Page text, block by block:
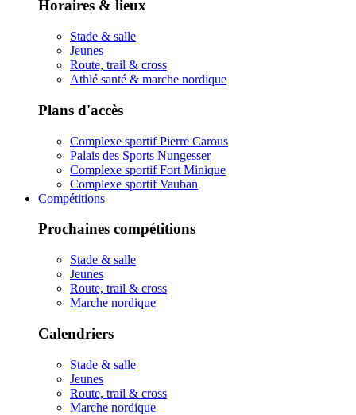
Horaires & lieux
Stade & salle
Jeunes
Route, trail & cross
Athlé santé & marche nordique
Plans d'accès
Complexe sportif Pierre Carous
Palais des Sports Nungesser
Complexe sportif Fort Minique
Complexe sportif Vauban
Compétitions
Prochaines compétitions
Stade & salle
Jeunes
Route, trail & cross
Marche nordique
Calendriers
Stade & salle
Jeunes
Route, trail & cross
Marche nordique